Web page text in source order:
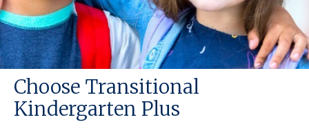
Choose Transitional
Kindergarten Plus